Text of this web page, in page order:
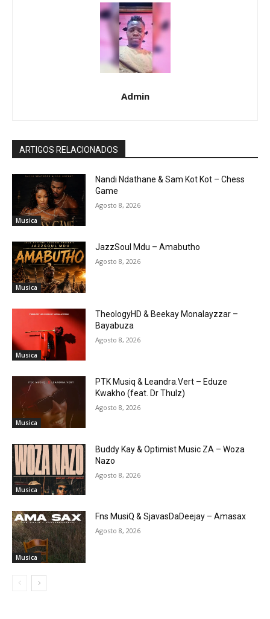
Admin
ARTIGOS RELACIONADOS
Musica
Nandi Ndathane & Sam Kot Kot – Chess
Game
Agosto 8, 2026
Musica
JazzSoul Mdu – Amabutho
Agosto 8, 2026
Musica
TheologyHD & Beekay Monalayzzar –
Bayabuza
Agosto 8, 2026
Musica
PTK Musiq & Leandra.Vert – Eduze
Kwakho (feat. Dr Thulz)
Agosto 8, 2026
Musica
Buddy Kay & Optimist Music ZA – Woza
Nazo
Agosto 8, 2026
Musica
Fns MusiQ & SjavasDaDeejay – Amasax
Agosto 8, 2026